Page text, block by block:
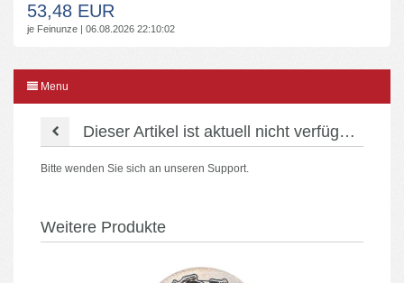
53,48 EUR
je Feinunze | 06.08.2026 22:10:02
Menu
Dieser Artikel ist aktuell nicht verfügbar!
Bitte wenden Sie sich an unseren Support.
Weitere Produkte